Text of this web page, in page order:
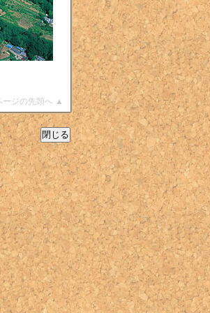
ージの先頭へ ▲